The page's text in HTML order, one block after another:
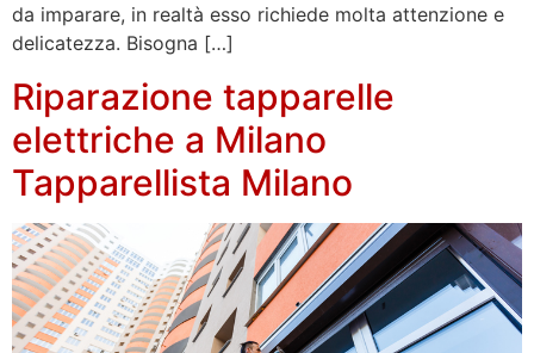
da imparare, in realtà esso richiede molta attenzione e
delicatezza. Bisogna […]
Riparazione tapparelle
elettriche a Milano
Tapparellista Milano